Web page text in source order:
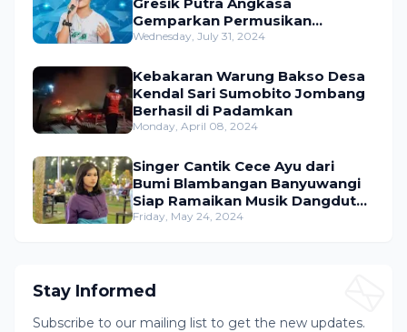
Gemparkan Permusikan
Dangdut Indonesia
Wednesday, July 31, 2024
Kebakaran Warung Bakso Desa
Kendal Sari Sumobito Jombang
Berhasil di Padamkan
Monday, April 08, 2024
Singer Cantik Cece Ayu dari
Bumi Blambangan Banyuwangi
Siap Ramaikan Musik Dangdut
Indonesia
Friday, May 24, 2024
Stay Informed
Subscribe to our mailing list to get the new updates.